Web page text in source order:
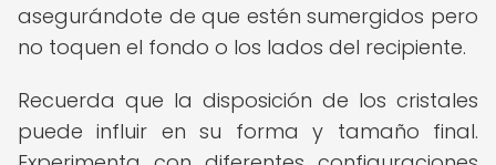
asegurándote de que estén sumergidos pero
no toquen el fondo o los lados del recipiente.
Recuerda que la disposición de los cristales
puede influir en su forma y tamaño final.